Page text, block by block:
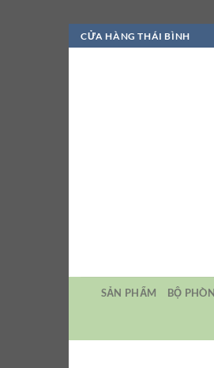
Bỏ
qua
CỬA HÀNG THÁI BÌNH
SẢN PHẨM BỘ